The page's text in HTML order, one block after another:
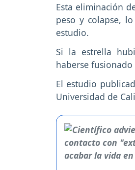
Esta eliminación
peso y colapse,
estudio.
Si la estrella
haberse
El estudio
Universidad de